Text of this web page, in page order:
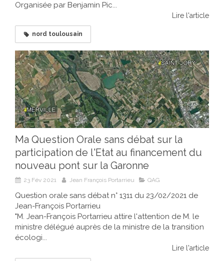
Organisée par Benjamin Pic...
Lire l'article
nord toulousain
Ma Question Orale sans débat sur la
participation de l'Etat au financement du
nouveau pont sur la Garonne
23 Fév 2021 Jean François Portarrieu QAG
Question orale sans débat n° 1311 du 23/02/2021 de
Jean-François Portarrieu
"M. Jean-François Portarrieu attire l'attention de M. le
ministre délégué auprès de la ministre de la transition
écologi...
Lire l'article